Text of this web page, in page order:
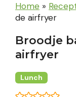
Home »
de airfryer
Broodje
airfryer
Lunch